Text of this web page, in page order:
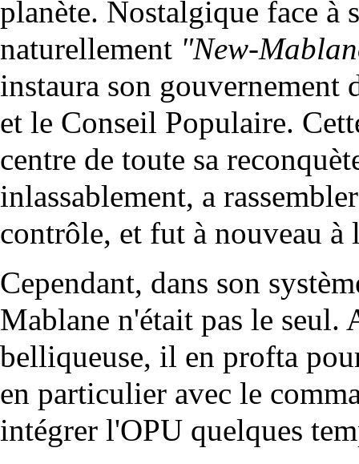
planète. Nostalgique face à
naturellement "New-
instaura son gouvernement
et le Conseil Populaire.
centre de toute sa
inlassablement, a
contrôle, et fut à nouveau à
Cependant, dans son
Mablane n'était pas le
belliqueuse, il en profta
en particulier avec le
intégrer l'OPU quelques